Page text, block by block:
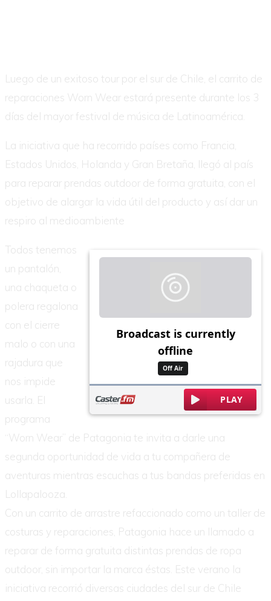
Luego de un exitoso tour por el sur de Chile, el carrito de
reparaciones Worn Wear estará presente durante los 3
días del mayor festival de música de Latinoamérica.
La iniciativa que ha recorrido países como Francia,
Estados Unidos, Holanda y Gran Bretaña, llegó al país
para reparar prendas outdoor de forma gratuita, con el
objetivo de alargar la vida útil del producto y así dar un
respiro al medioambiente
Todos tenemos
un pantalón,
una chaqueta o
polera regalona
con el cierre
malo o con una
rajadura que
nos impide
usarla. El
programa
“Worn Wear” de Patagonia te invita a darle una
segunda oportunidad de vida a tu compañera de
aventuras mientras escuchas a tus bandas preferidas en
Lollapalooza.
Con un carrito de arrastre refaccionado como un taller de
costuras y reparaciones, Patagonia hace un llamado a
reparar de forma gratuita distintas prendas de ropa
outdoor, sin importar la marca éstas. Este verano la
iniciativa recorrió diversas ciudades del sur de Chile